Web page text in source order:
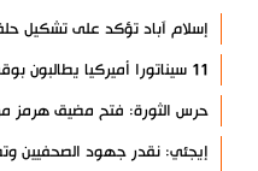
إسلام آباد تؤكد على تشكيل
11 سيناتورا أميركيا يطالبون بوقف فوري للحرب ضد إيران
حرس الثورة: فتح مضيق هرمز
إيجئي: نقدر جهود الصحفيين